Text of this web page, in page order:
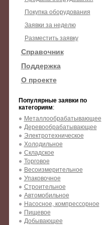
Покупка оборудования
Заявки за неделю
Разместить заявку
Справочник
Поддержка
О проекте
Популярные заявки по
категориям:
Металлообрабатывающее
Деревообрабатывающее
Электротехническое
Холодильное
Складское
Торговое
Весоизмерительное
Упаковочное
Строительное
Автомобильное
Насосное, компрессорное
Пищевое
Добывающее